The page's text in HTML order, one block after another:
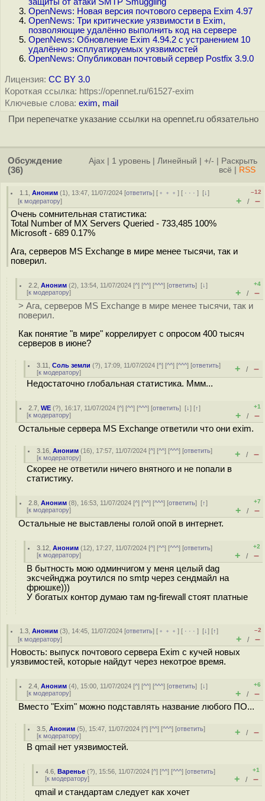
OpenNews: Новая версия почтового сервера Exim 4.97
OpenNews: Три критические уязвимости в Exim,
позволяющие удалённо выполнить код на сервере
OpenNews: Обновление Exim 4.94.2 с устранением 10
удалённо эксплуатируемых уязвимостей
OpenNews: Опубликован почтовый сервер Postfix 3.9.0
Лицензия: CC BY 3.0
Короткая ссылка: https://opennet.ru/61527-exim
Ключевые слова: exim, mail
При перепечатке указание ссылки на opennet.ru обязательно
Обсуждение
(36)
Ajax 1 уровень Линейный +/-
Раскрыть
всё
RSS
1.1 ,Аноним (1), 13:47, 11/07/2024 [ответить] [ ﹢﹢﹢] [ · · ·][↓]
[к модератору]
–12
+ / –
Очень сомнительная статистика:
Total Number of MX Servers Queried - 733,485 100%
Microsoft - 689 0.17%
Ага, серверов MS Exchange в мире менее тысячи, так и
поверил.
2.2 ,Аноним (2), 13:54, 11/07/2024 [^] [^^] [^^^] [ответить][↓]
[к модератору]
+4
+ / –
> Ага, серверов MS Exchange в мире менее тысячи, так и
поверил.
Как понятие "в мире" коррелирует с опросом 400 тысяч
серверов в июне?
3.11 ,Соль земли (?), 17:09, 11/07/2024 [^] [^^] [^^^] [ответить]
[к модератору] + / –
Недостаточно глобальная статистика. Ммм...
2.7 ,WE (?), 16:17, 11/07/2024 [^] [^^] [^^^] [ответить][↓] [↑]
[к модератору]
+1
+ / –
Остальные сервера MS Exchange ответили что они exim.
3.16 ,Аноним (16), 17:57, 11/07/2024 [^] [^^] [^^^] [ответить]
[к модератору] + / –
Скорее не ответили ничего внятного и не попали в
статистику.
2.8 ,Аноним (8), 16:53, 11/07/2024 [^] [^^] [^^^] [ответить][↑]
[к модератору]
+7
+ / –
Остальные не выставлены голой опой в интернет.
3.12 ,Аноним (12), 17:27, 11/07/2024 [^] [^^] [^^^] [ответить]
[к модератору]
+2
+ / –
В бытность мою одминчигом у меня целый dag
эксчейнджа роутился по smtp через сендмайл на
фрюшке)))
У богатых контор думаю там ng-firewall стоят платные
1.3 ,Аноним (3), 14:45, 11/07/2024 [ответить] [ ﹢﹢﹢] [ · · ·][↓] [↑]
[к модератору]
–2
+ / –
Новость: выпуск почтового сервера Exim с кучей новых
уязвимостей, которые найдут через некотрое время.
2.4 ,Аноним (4), 15:00, 11/07/2024 [^] [^^] [^^^] [ответить][↓]
[к модератору]
+6
+ / –
Вместо "Exim" можно подставлять название любого ПО...
3.5 ,Аноним (5), 15:47, 11/07/2024 [^] [^^] [^^^] [ответить]
[к модератору] + / –
В qmail нет уязвимостей.
4.6 ,Варенье (?), 15:56, 11/07/2024 [^] [^^] [^^^] [ответить]
[к модератору]
+1
+ / –
qmail и стандартам следует как хочет